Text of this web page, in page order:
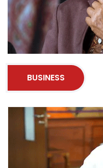
BUSINESS